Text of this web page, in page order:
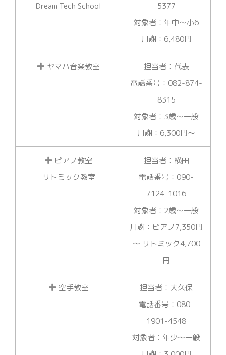
Dream Tech School
5377
対象者：年中～小6
月謝：6,480円
ヤマハ音楽教室
担当者：代表
電話番号：082-874-
8315
対象者：3歳～一般
月謝：6,300円～
ピアノ教室
リトミック教室
担当者：横田
電話番号：090-
7124-1016
対象者：2歳～一般
月謝：ピアノ7,350円
～ リトミック4,700
円
空手教室
担当者：大久保
電話番号：080-
1901-4548
対象者：年少～一般